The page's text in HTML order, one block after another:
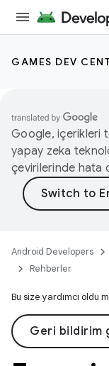
GAMES DEV
Google, içerikleri
yapay zeka
çevirilerinde hata
Android Developers
Rehberler
Bu size yardımcı oldu
Geri bildirim